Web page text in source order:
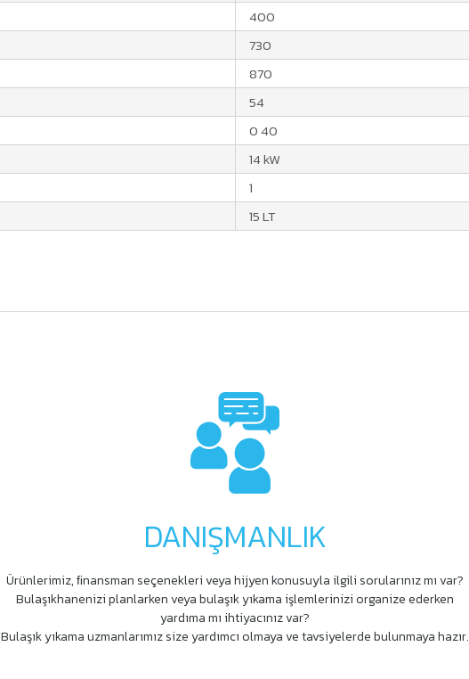
400
730
870
54
0 40
14 kW
1
15 LT
DANIŞMANLIK
Ürünlerimiz, ﬁnansman seçenekleri veya hijyen konusuyla ilgili sorularınız mı var?
Bulaşıkhanenizi planlarken veya bulaşık yıkama işlemlerinizi organize ederken
yardıma mı ihtiyacınız var?
Bulaşık yıkama uzmanlarımız size yardımcı olmaya ve tavsiyelerde bulunmaya hazır.